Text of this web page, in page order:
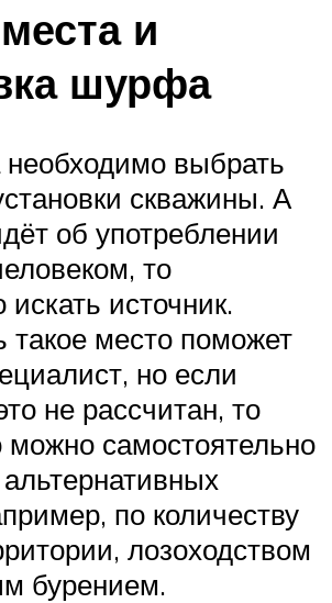
и
шурфа
выбрать
скважины. А
об употреблении
то
источник.
такое место поможет
но если
не рассчитан, то
можно самостоятельно
по количеству
лозоходством
бурением.